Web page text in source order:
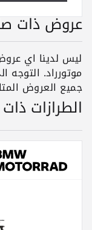
عروض ذات
ليس لدينا اي
موتورراد. التوجه
جميع العروض
الطرازات